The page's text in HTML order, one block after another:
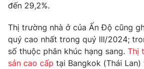
đến 29,2%.
Thị trường nhà ở của Ấn Độ cũng
quý cao nhất trong quý III/2024;
số thuộc phân khúc hạng sang. Thị
sản cao cấp tại Bangkok (Thái Lan)